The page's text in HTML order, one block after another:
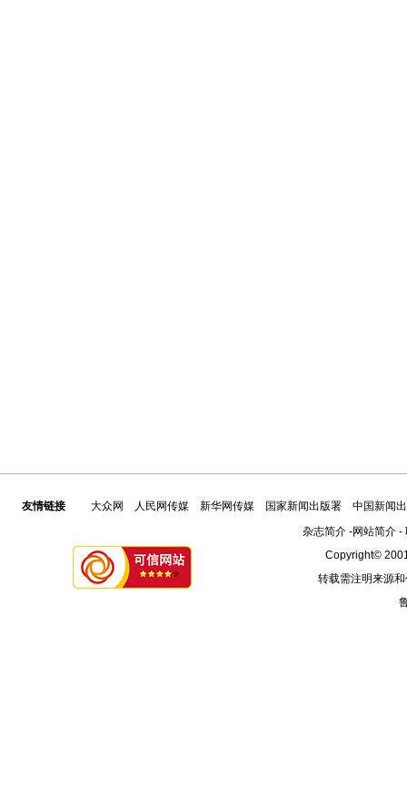
友情链接 大众网 人民网传媒 新华网传媒 国家新闻出版署
中国新闻
杂志简介-网站简介-
Copyright©
转载需注明来源